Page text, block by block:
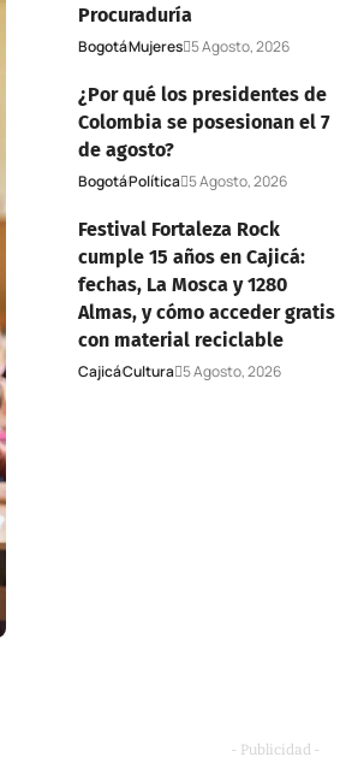
Procuraduría
BogotáMujeres 5 Agosto, 2026
¿Por qué los presidentes de
Colombia se posesionan el 7
de agosto?
BogotáPolítica 5 Agosto, 2026
Festival Fortaleza Rock
cumple 15 años en Cajicá:
fechas, La Mosca y 1280
Almas, y cómo acceder gratis
con material reciclable
CajicáCultura 5 Agosto, 2026
- Publicidad -